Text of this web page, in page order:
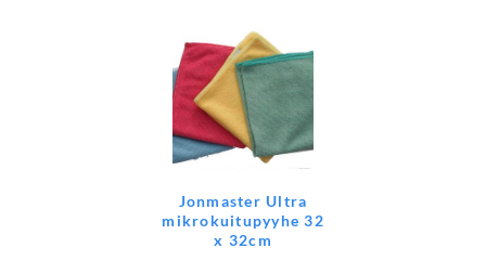
Jonmaster Ultra
mikrokuitupyyhe 32
x 32cm